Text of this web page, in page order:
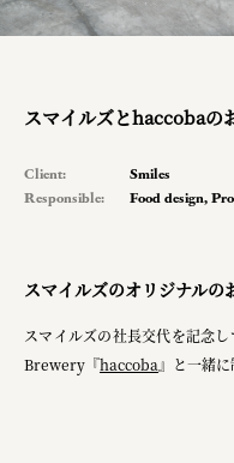
planning
space
Soup Stock Tokyo
キリンホールディン
ソロフレッシュコ
スマイルズとhaccobaの
Client:
Smiles
Responsible:
Food design,
スマイルズのオリジナルの
スマイルズの社長交代を記念
Brewery『haccoba』と一緒に